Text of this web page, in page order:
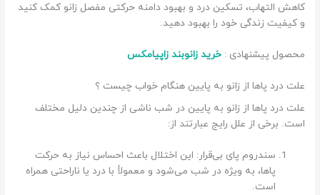
کاهش التهاب، تسکین درد و بهبود دامنه حرکتی مفصل زانو کمک کنید
و کیفیت زندگی خود را بهبود دهید.
محصول پیشنهادی :خرید زانوبند زاپیامکس
علت درد پاها از زانو به پایین هنگام خواب چیست ؟
علت درد پاها از زانو به پایین در شب ناشی از چندین دلیل مختلف
است. برخی از علل رایج عبارتند از:
سندروم پای بی‌قرار: این اختلال باعث احساس نیاز به حرکت
پاها، به ویژه در شب می‌شود و معمولاً با درد یا ناراحتی همراه
است.